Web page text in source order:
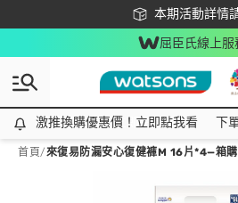
本期活動詳情
下載app最高回
屈臣氏線上服
激推換購優惠價！立即點我看
激推換購優惠價！立即點我看 下
首頁/來復易防漏安心復健褲M 16片*4—箱購